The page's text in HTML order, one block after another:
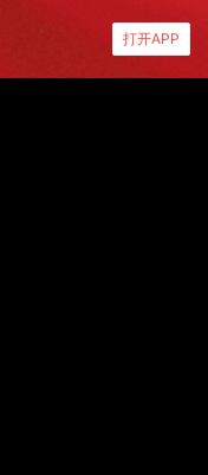
打开APP